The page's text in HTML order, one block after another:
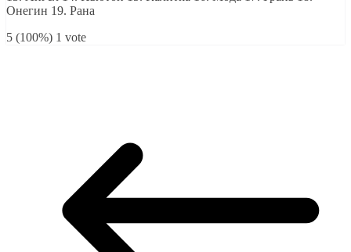
Онегин 19. Рана
5 (100%) 1 vote